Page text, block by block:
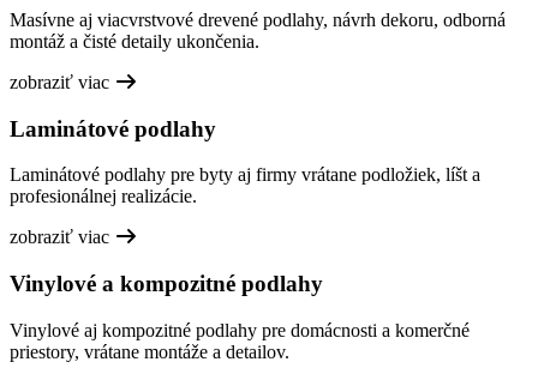
Masívne aj viacvrstvové drevené podlahy, návrh dekoru, odborná
montáž a čisté detaily ukončenia.
zobraziť viac
Laminátové podlahy
Laminátové podlahy pre byty aj firmy vrátane podložiek, líšt a
profesionálnej realizácie.
zobraziť viac
Vinylové a kompozitné podlahy
Vinylové aj kompozitné podlahy pre domácnosti a komerčné
priestory, vrátane montáže a detailov.